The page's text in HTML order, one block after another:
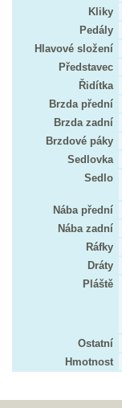
Kliky
Pedály
Hlavové složení
Představec
Řidítka
Brzda přední
Brzda zadní
Brzdové páky
Sedlovka
Sedlo
Nába přední
Nába zadní
Ráfky
Dráty
Pláště
Ostatní
Hmotnost